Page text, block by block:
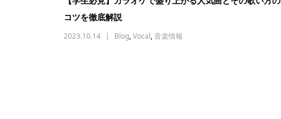
コツを徹底解説
2023.10.14 Blog,Vocal,音楽情報